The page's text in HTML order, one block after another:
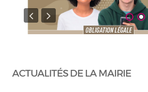
ACTUALITÉS DE LA MAIRIE